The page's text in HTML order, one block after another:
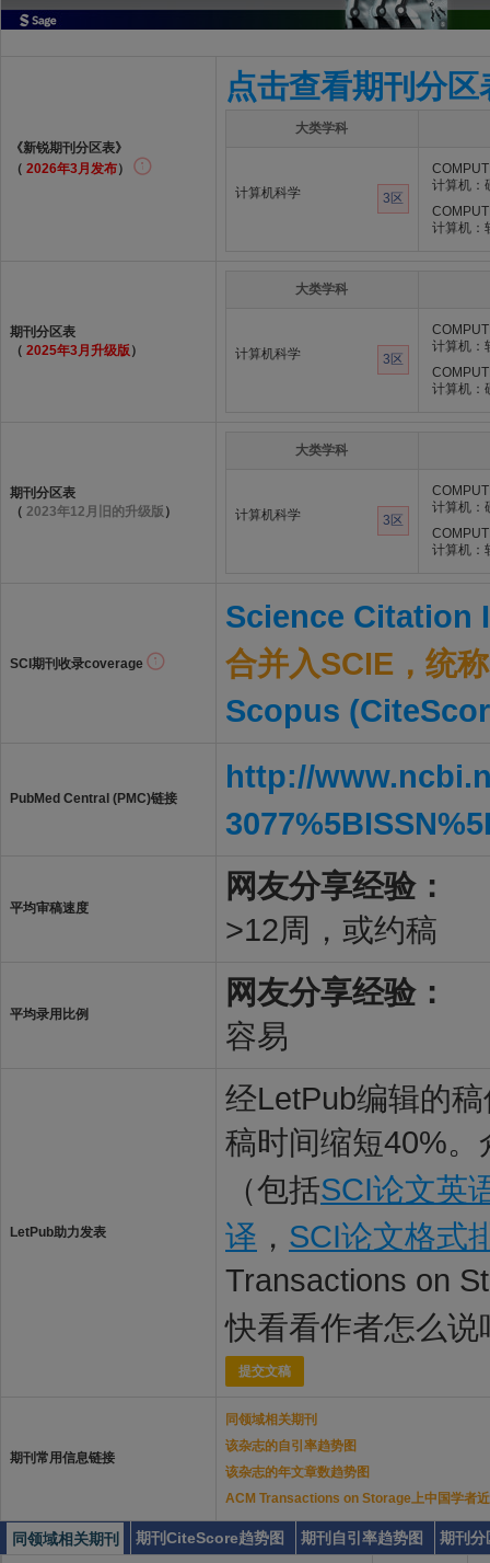
《新锐期刊分区表》
（ 2026年3月发布）
点击查看期刊分区
大类学科
计算机科学 3区
计算机：
计算机：
期刊分区表
（ 2025年3月升级版 ）
大类学科
计算机科学 3区
计算机：
计算机：
期刊分区表
（ 2023年12月旧的升级版 ）
大类学科
计算机科学 3区
计算机：
计算机：
SCI期刊收录coverage
Science Citation
合并入SCIE，统
Scopus
PubMed Central (PMC)链接
http://
平均审稿速度
网友分享经验：
>12周，或约稿
平均录用比例
网友分享经验：
容易
LetPub助力发表
经LetPub编辑的
稿时间缩短40%
（包括SCI论文英
译 ， SCI论文格式
Transactions on
快看看作者怎么说
提交文稿
期刊常用信息链接
同领域相关期刊
该杂志的自引率趋势图
该杂志的年文章数趋势图
ACM Transactions on Storage上中国学者
同领域相关期刊 期刊CiteScore趋势图 期刊自引率趋势图
期刊分